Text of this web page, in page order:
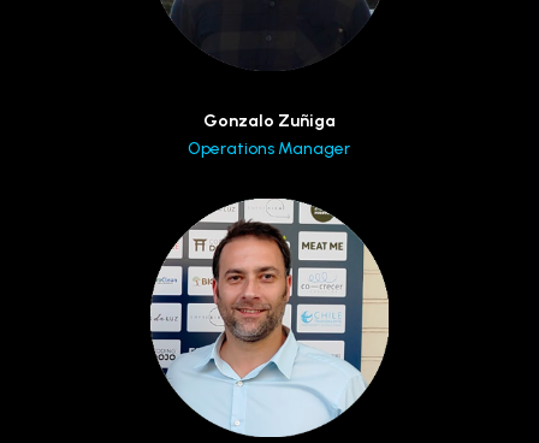
Gonzalo Zuñiga
Operations Manager